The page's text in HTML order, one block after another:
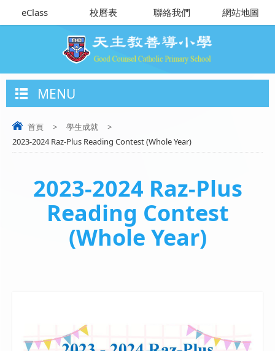
eClass 校曆表 聯絡我們 網站地圖
MENU
首頁 > 學生成就
>
2023-2024 Raz-Plus Reading Contest (Whole Year)
2023-2024 Raz-Plus
Reading Contest
(Whole Year)